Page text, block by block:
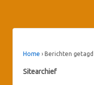
Home › Berichten
Sitearchief